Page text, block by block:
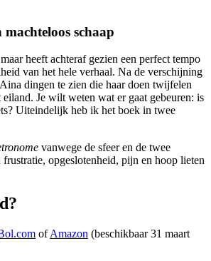
schaap
heeft achteraf gezien een perfect tempo
van het hele verhaal. Na de verschijning
dingen te zien die haar doen twijfelen
eiland. Je wilt weten wat er gaat gebeuren: is
Uiteindelijk heb ik het boek in twee
vanwege de sfeer en de twee
frustratie, opgeslotenheid, pijn en hoop lieten
ofAmazon (beschikbaar 31 maart